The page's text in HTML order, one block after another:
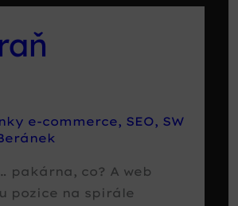
e-commerce, SEO, SW
pakárna, co? A web
pozice na spirále